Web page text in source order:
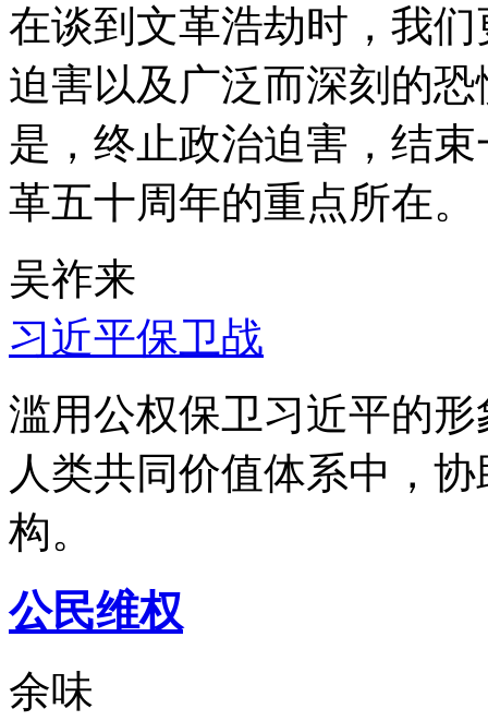
在谈到文革浩劫时，我
迫害以及广泛而深刻的
是，终止政治迫害，结
革五十周年的重点所在。
吴祚来
习近平保卫战
滥用公权保卫习近平的
人类共同价值体系中，
构。
公民维权
余味